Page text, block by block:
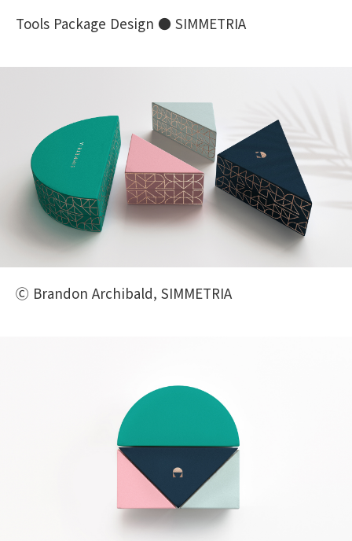
Tools Package Design ● SIMMETRIA
Ⓒ Brandon Archibald, SIMMETRIA